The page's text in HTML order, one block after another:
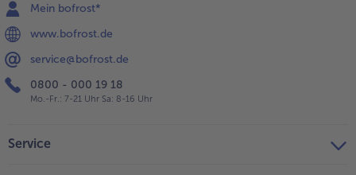
Mein bofrost*
www.bofrost.de
service@bofrost.de
0800 - 000 19 18
Mo.-Fr.: 7-21 Uhr Sa: 8-16 Uhr
Service